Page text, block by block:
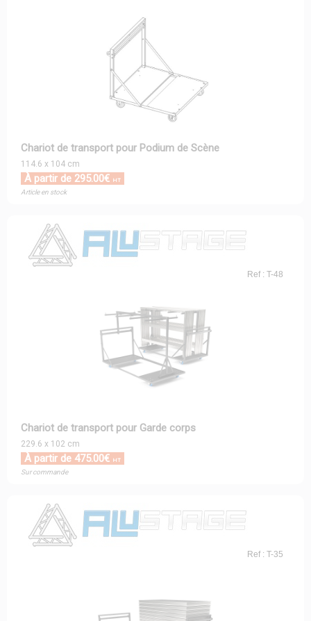
Chariot de transport pour Podium de Scène
114.6 x 104 cm
À partir de 295.00€ HT
Article en stock
Ref : T-48
Chariot de transport pour Garde corps
229.6 x 102 cm
À partir de 475.00€ HT
Sur commande
Ref : T-35